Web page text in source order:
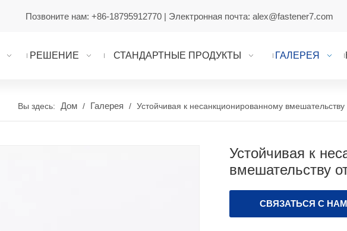
Позвоните нам: +86-18795912770 | Электронная почта: alex@fastener7.com
РЕШЕНИЕ СТАНДАРТНЫЕ ПРОДУКТЫ ГАЛЕРЕЯ
Вы здесь: Дом / Галерея / Устойчивая к несанкционированному вмешательству
Устойчивая к
вмешательству
СВЯЗАТЬСЯ С